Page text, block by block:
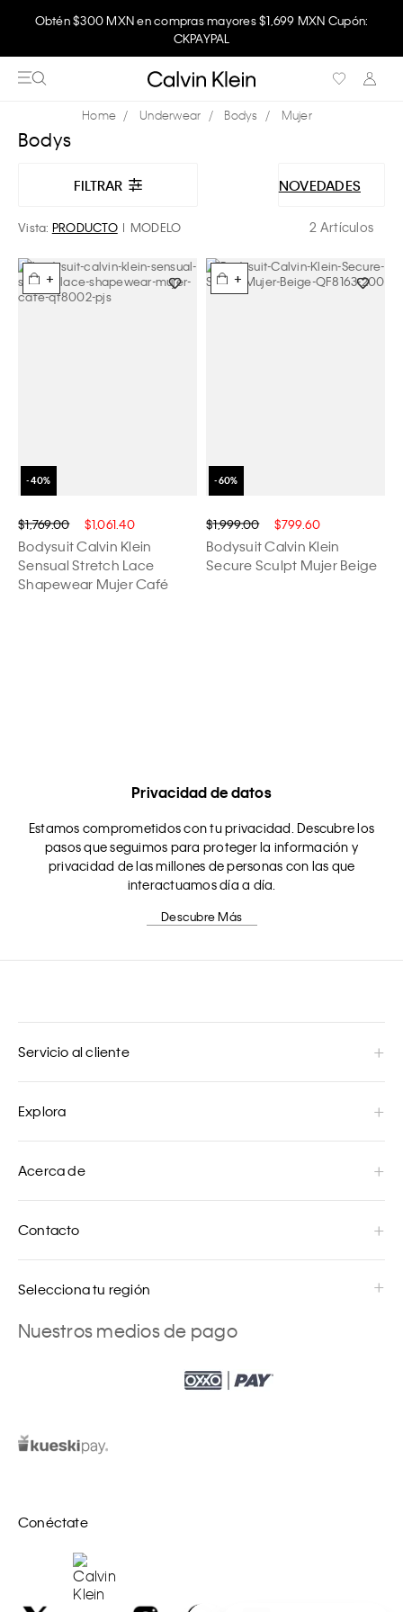
Obtén $300 MXN en compras mayores $1,699 MXN Cupón:
CKPAYPAL
Underwear Bodys Mujer
Bodys
FILTRAR NOVEDADES
Vista: PRODUCTO MODELO 2 Artículos
+
$1,769.00 $1,061.40
Bodysuit Calvin Klein
Sensual Stretch Lace
Shapewear Mujer Café
+
$1,999.00 $799.60
Bodysuit Calvin Klein
Secure Sculpt Mujer Beige
Privacidad de datos
Estamos comprometidos con tu privacidad. Descubre los
pasos que seguimos para proteger la información y
privacidad de las millones de personas con las que
interactuamos día a día.
Descubre Más
Servicio al cliente
Explora
Acerca de
Contacto
Selecciona tu región
Nuestros medios de pago
Conéctate